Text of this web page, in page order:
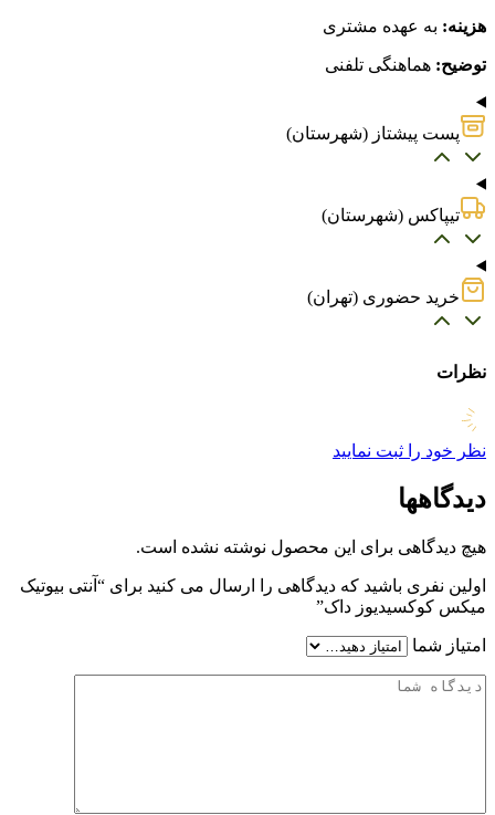
هزینه: به عهده مشتری
توضیح: هماهنگی تلفنی
پست پیشتاز (شهرستان)
تیپاکس (شهرستان)
خرید حضوری (تهران)
نظرات
نظر خود را ثبت نمایید
دیدگاهها
هیچ دیدگاهی برای این محصول نوشته نشده است.
اولین نفری باشید که دیدگاهی را ارسال می کنید برای “آنتی بیوتیک
میکس کوکسیدیوز داک”
امتیاز شما